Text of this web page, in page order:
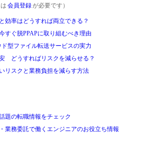
会員登録が必要です）
率はどうすれば両立できる？
ぐ脱PPAPに取り組むべき理由
型ファイル転送サービスの実力
どうすればリスクを減らせる？
リスクと業務負担を減らす方法
題の転職情報をチェック
業務委託で働くエンジニアのお役立ち情報